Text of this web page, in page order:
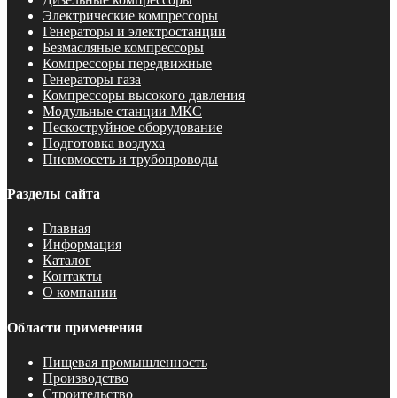
Электрические компрессоры
Генераторы и электростанции
Безмасляные компрессоры
Компрессоры передвижные
Генераторы газа
Компрессоры высокого давления
Модульные станции МКС
Пескоструйное оборудование
Подготовка воздуха
Пневмосеть и трубопроводы
Разделы сайта
Главная
Информация
Каталог
Контакты
О компании
Области применения
Пищевая промышленность
Производство
Строительство